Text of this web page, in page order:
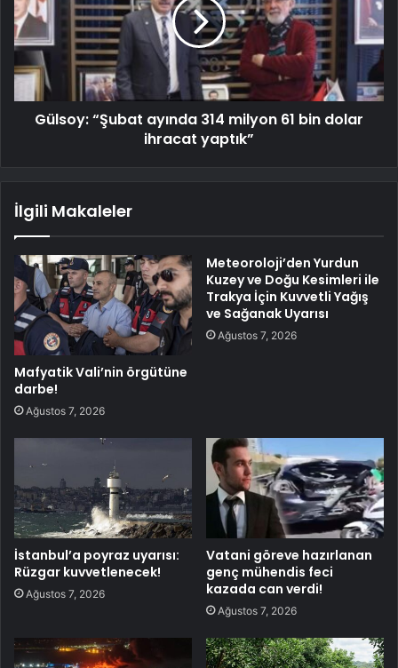
Gülsoy: “Şubat ayında 314 milyon 61 bin dolar
ihracat yaptık”
İlgili Makaleler
Mafyatik Vali’nin örgütüne
darbe!
Ağustos 7, 2026
Meteoroloji’den Yurdun
Kuzey ve Doğu Kesimleri ile
Trakya İçin Kuvvetli Yağış
ve Sağanak Uyarısı
Ağustos 7, 2026
İstanbul’a poyraz uyarısı:
Rüzgar kuvvetlenecek!
Ağustos 7, 2026
Vatani göreve hazırlanan
genç mühendis feci
kazada can verdi!
Ağustos 7, 2026